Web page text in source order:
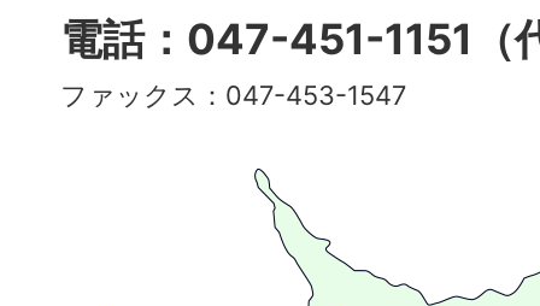
多
彩
で
電話：047-451-1151（
ファックス：047-453-1547